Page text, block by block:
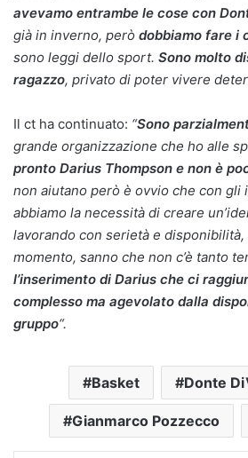
avevamo entrambe le cose con
già in inverno, però dobbiamo fare i
sono leggi dello sport. Sono molto
ragazzo, privato di poter vivere
Il ct ha continuato: “Sono
grande organizzazione che ho alle
pronto Darius Thompson e non è
non aiutano però è ovvio che con
abbiamo la necessità di creare
lavorando con serietà e
momento, sanno che non c’è tanto
l’inserimento di Darius che ci
complesso ma agevolato dalla
gruppo“.
Basket Donte
Gianmarco Pozzecco